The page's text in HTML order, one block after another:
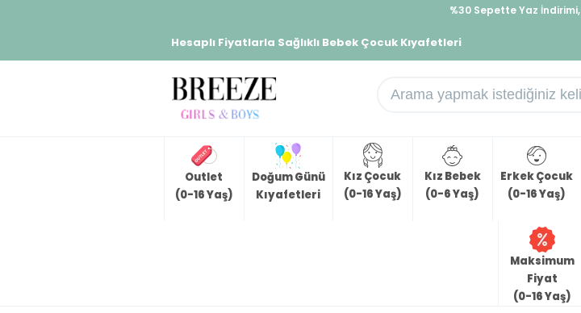
%30 Sepette Yaz
Hesaplı Fiyatlarla Sağlıklı Bebek Çocuk Kıyafetleri
Outlet
(0-16 Yaş)
Doğum Günü
Kıyafetleri
Kız Çocuk
(0-16 Yaş)
Kız Bebek
(0-6 Yaş)
Erkek Çocuk
(0-16 Yaş)
Maksimum
Fiyat
(0-16 Yaş)